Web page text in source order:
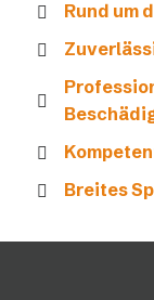
Rund um
Breites